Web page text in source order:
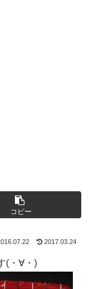
コピー
2017.03.24
(・∀・)